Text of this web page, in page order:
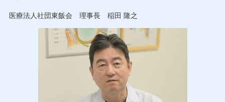
医療法人社団東飯会 理事長 稲田 隆之